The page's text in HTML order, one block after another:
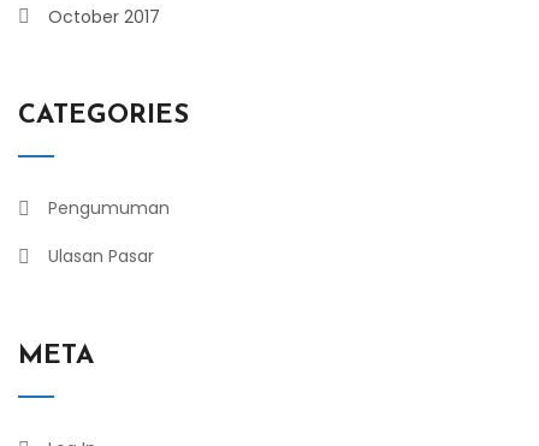
October 2017
CATEGORIES
Pengumuman
Ulasan Pasar
META